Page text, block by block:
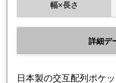
幅×長さ
詳細デ
日本製の交互配列ポケ